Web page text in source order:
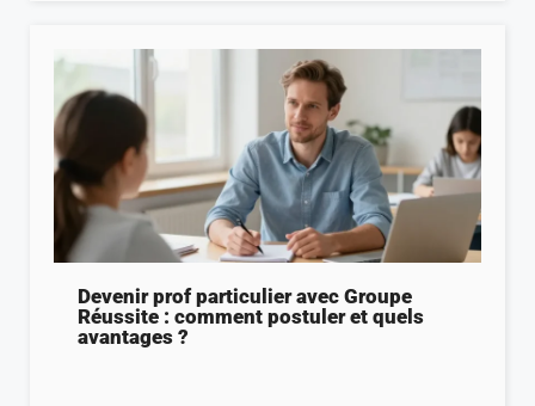
Devenir prof particulier avec Groupe
Réussite : comment postuler et quels
avantages ?